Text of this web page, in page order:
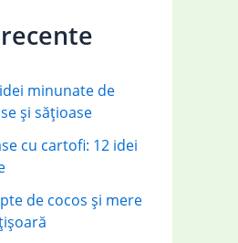
minunate de
și sățioase
cu cartofi: 12 idei
de cocos și mere